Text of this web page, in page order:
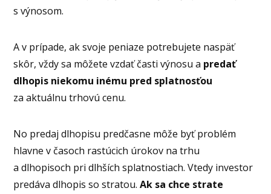
s výnosom.
A v prípade, ak svoje peniaze potrebujete naspäť
skôr, vždy sa môžete vzdať časti výnosu a predať
dlhopis niekomu inému pred splatnosťou
za aktuálnu trhovú cenu.
No predaj dlhopisu predčasne môže byť problém
hlavne v časoch rastúcich úrokov na trhu
a dlhopisoch pri dlhších splatnostiach. Vtedy investor
predáva dlhopis so stratou.Ak sa chce strate